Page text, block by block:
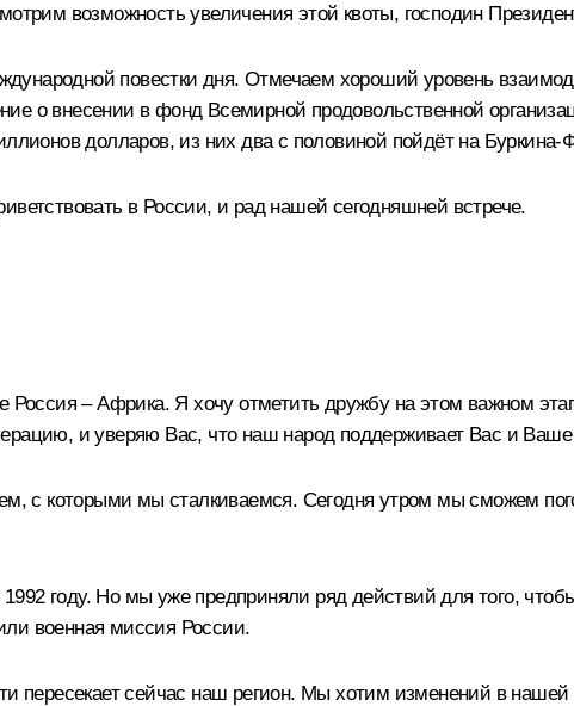
возможность увеличения этой квоты, господин
повестки дня. Отмечаем хороший уровень
о внесении в фонд Всемирной продовольственной
долларов, из них два с половиной пойдёт на Буркина-
в России, и рад нашей сегодняшней встрече.
– Африка. Я хочу отметить дружбу на этом важном
и уверяю Вас, что наш народ поддерживает Вас и Ваше
с которыми мы сталкиваемся. Сегодня утром мы сможем
году. Но мы уже предприняли ряд действий для того,
военная миссия России.
пересекает сейчас наш регион. Мы хотим изменений в